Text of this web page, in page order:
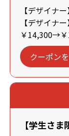
【デザイナ
【デザイナ
￥14,300→
クーポン
【学生さ